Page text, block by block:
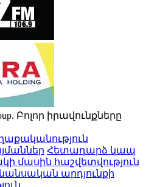
Բոլոր իրավունքները
Հետադարձ կապ
մասին հաշվետվություն
արդյունքի